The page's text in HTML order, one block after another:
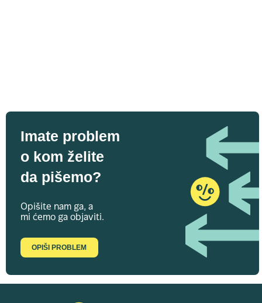
Imate problem
o kom želite
da pišemo?
Opišite nam ga, a
mi ćemo ga objaviti.
OPIŠI PROBLEM